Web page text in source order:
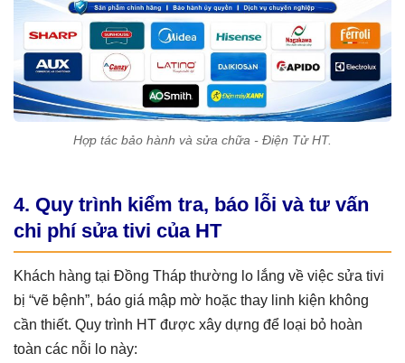
Hợp tác bảo hành và sửa chữa - Điện Tử HT.
4. Quy trình kiểm tra, báo lỗi và tư vấn
chi phí sửa tivi của HT
Khách hàng tại Đồng Tháp thường lo lắng về việc sửa tivi
bị “vẽ bệnh”, báo giá mập mờ hoặc thay linh kiện không
cần thiết. Quy trình HT được xây dựng để loại bỏ hoàn
toàn các nỗi lo này: